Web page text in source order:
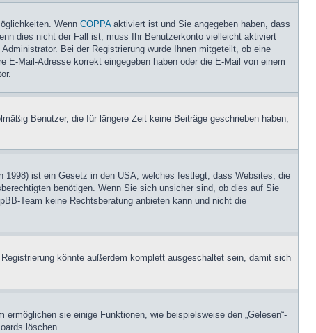
Wenn COPPAaktiviert ist und Sie angegeben haben, dass
dies nicht der Fall ist, muss Ihr Benutzerkonto vielleicht aktiviert
Bei der Registrierung wurde Ihnen mitgeteilt, ob eine
Mail-Adresse korrekt eingegeben haben oder die E-Mail von einem
Benutzer, die für längere Zeit keine Beiträge geschrieben haben,
ist ein Gesetz in den USA, welches festlegt, dass Websites, die
benötigen. Wenn Sie sich unsicher sind, ob dies auf Sie
Team keine Rechtsberatung anbieten kann und nicht die
könnte außerdem komplett ausgeschaltet sein, damit sich
sie einige Funktionen, wie beispielsweise den „Gelesen“-
löschen.